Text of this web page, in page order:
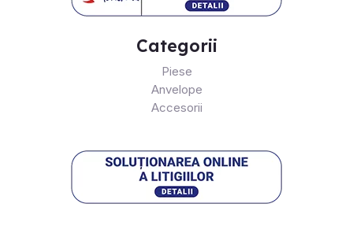
Categorii
Piese
Anvelope
Accesorii